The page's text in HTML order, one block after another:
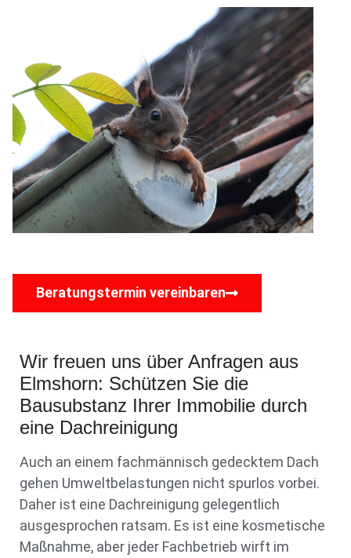
Beratungstermin vereinbaren
Wir freuen uns über Anfragen aus
Elmshorn: Schützen Sie die
Bausubstanz Ihrer Immobilie durch
eine Dachreinigung
Auch an einem fachmännisch gedecktem Dach
gehen Umweltbelastungen nicht spurlos vorbei.
Daher ist eine Dachreinigung gelegentlich
ausgesprochen ratsam. Es ist eine kosmetische
Maßnahme, aber jeder Fachbetrieb wirft im